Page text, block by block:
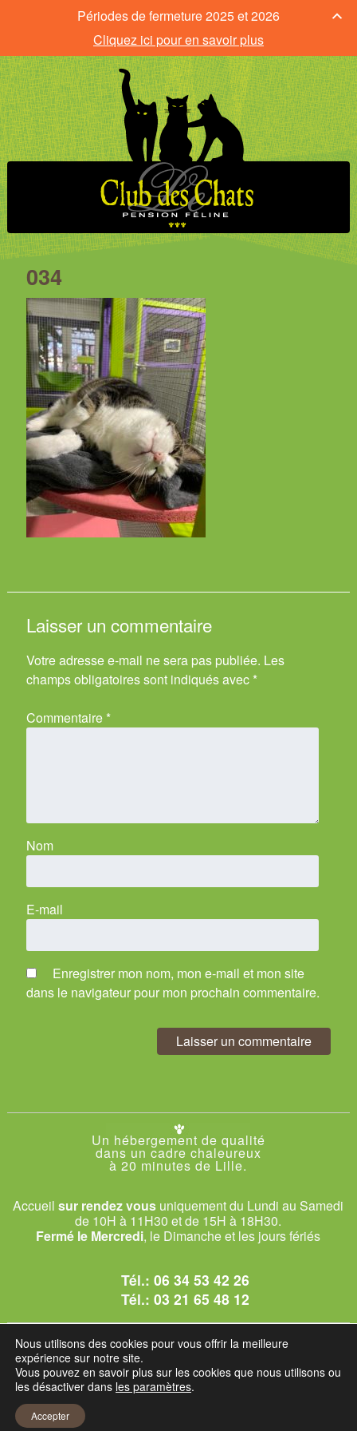
034
Laisser un commentaire
Votre adresse e-mail ne sera pas publiée. Les
champs obligatoires sont indiqués avec *
Commentaire *
Nom
E-mail
Enregistrer mon nom, mon e-mail et mon site
dans le navigateur pour mon prochain commentaire.
Un hébergement de qualité
dans un cadre chaleureux
à 20 minutes de Lille.
Accueilsur rendez vous uniquement du Lundi au Samedi
de 10H à 11H30 et de 15H à 18H30.
Fermé le Mercredi, le Dimanche et les jours fériés
Tél.:06 34 53 42 26
Tél.:03 21 65 48 12
© 2026 Le Club des Chats
1228 rue bataille - 62840 Sailly-sur-la-Lys.
Mentions légales et C.G.U
Nous utilisons des cookies pour vous offrir la meilleure
expérience sur notre site.
Vous pouvez en savoir plus sur les cookies que nous utilisons ou
les désactiver dans les paramètres.
Accepter
Périodes de fermeture 2025 et 2026
Cliquez ici pour en savoir plus